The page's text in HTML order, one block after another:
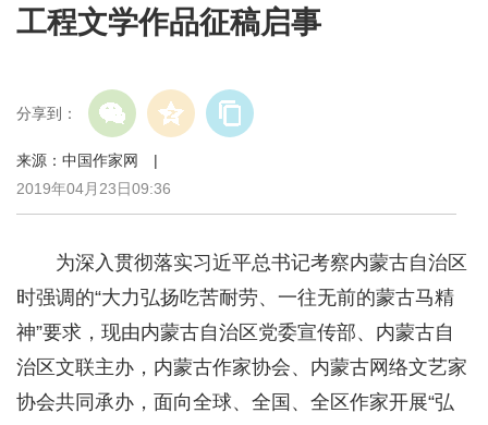
工程文学作品征稿启事
分享到：
来源：中国作家网 |
2019年04月23日09:36
为深入贯彻落实习近平总书记考察内蒙古自治区
时强调的“大力弘扬吃苦耐劳、一往无前的蒙古马精
神”要求，现由内蒙古自治区党委宣传部、内蒙古自
治区文联主办，内蒙古作家协会、内蒙古网络文艺家
协会共同承办，面向全球、全国、全区作家开展“弘